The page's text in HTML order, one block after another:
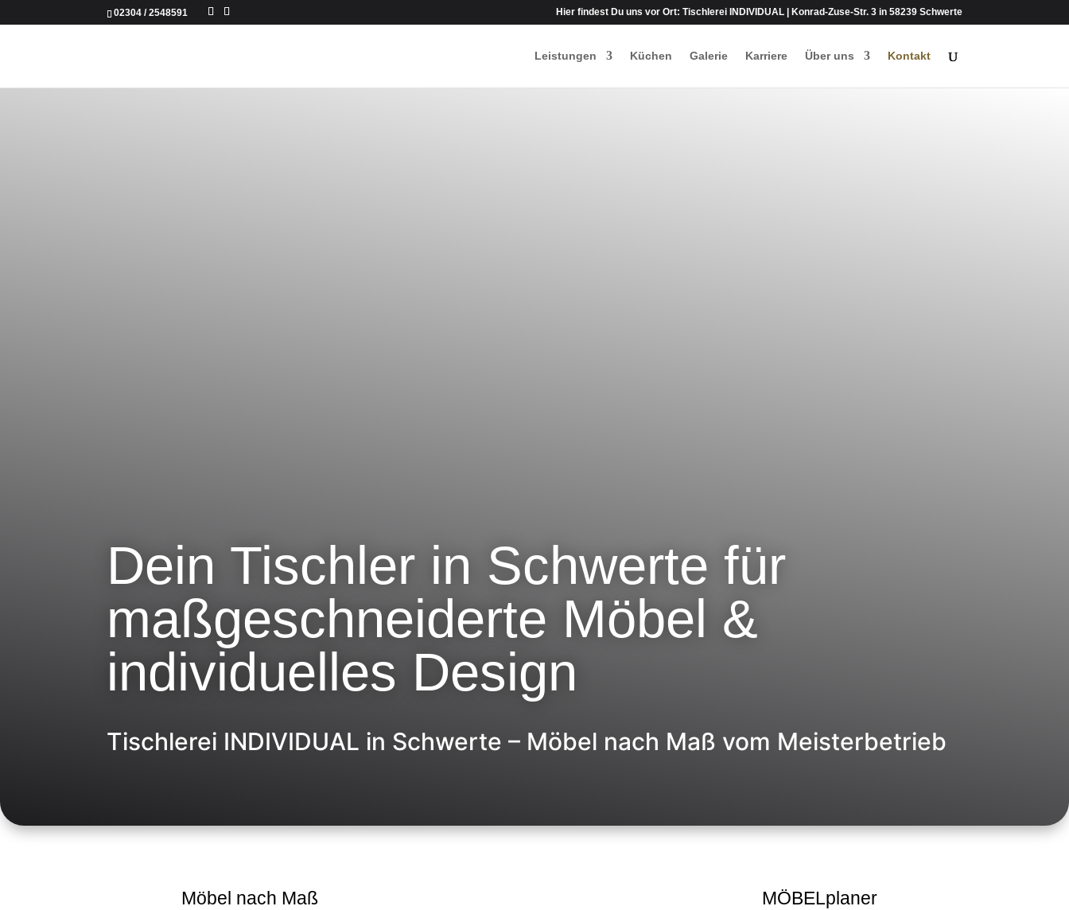
02304 / 2548591 Hier findest Du uns vor Ort: Tischlerei INDIVIDUAL | Konrad-Zuse-Str. 3 in 58239 Schwerte
Leistungen Küchen Galerie Karriere Über uns Kontakt
Dein Tischler in Schwerte für
maßgeschneiderte Möbel &
individuelles Design
Tischlerei INDIVIDUAL in Schwerte – Möbel nach Maß vom Meisterbetrieb
Möbel nach Maß MÖBELplaner